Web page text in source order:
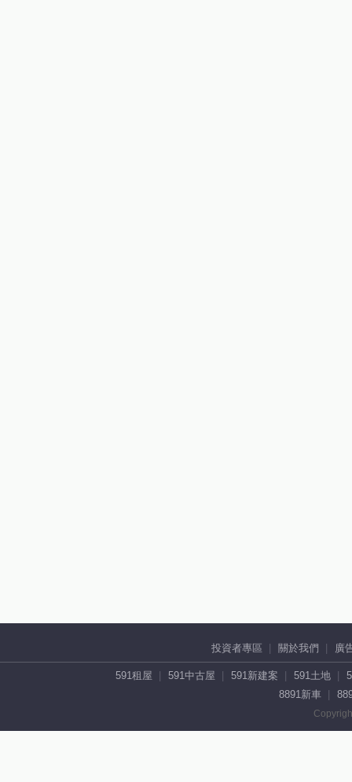
投資者專區 關於我們 廣
591租屋 591中古屋 591新建案 591土地
8891新車